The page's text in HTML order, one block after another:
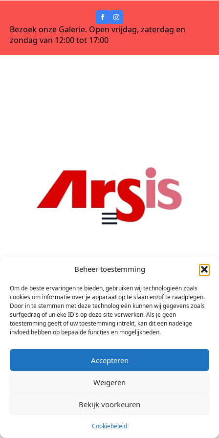
Beheer toestemming
Om de beste ervaringen te bieden, gebruiken wij technologieën zoals
cookies om informatie over je apparaat op te slaan en/of te raadplegen.
Door in te stemmen met deze technologieën kunnen wij gegevens zoals
surfgedrag of unieke ID's op deze site verwerken. Als je geen
toestemming geeft of uw toestemming intrekt, kan dit een nadelige
invloed hebben op bepaalde functies en mogelijkheden.
Accepteren
Weigeren
Bekijk voorkeuren
Cookiebeleid
Bezoek onze Galerie. Open vrijdag, zaterdag en
zondag van 12:00 tot 17:00